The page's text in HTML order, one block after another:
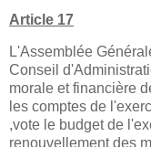
Article 17
L'Assemblée
Conseil
morale et financière
les comptes de
,vote le budget de
renouvellement des